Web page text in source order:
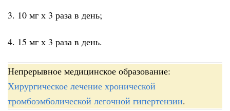
3. 10 мг х 3 раза в день;
4. 15 мг х 3 раза в день.
Непрерывное медицинское образование:
Хирургическое лечение хронической
тромбоэмболической легочной гипертензии.